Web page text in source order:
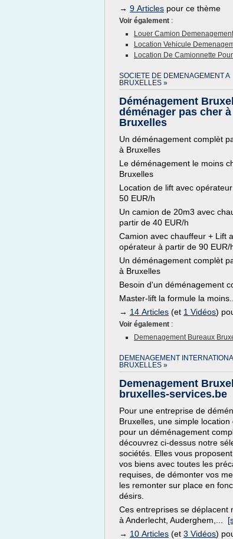
→ 9 Articles pour ce thème
Voir également :
Louer Camion
Location Vehicule
Location De Camionnette
SOCIETE DE DEMENAGEMENT A
BRUXELLES »
Déménagement
déménager pas cher à
Bruxelles
Un déménagement complèt
à Bruxelles
Le déménagement le moins
Bruxelles
Location de lift avec
50 EUR/h
Un camion de 20m3 avec
partir de 40 EUR/h
Camion avec chauffeur + Lift
opérateur à partir de 90 EUR/
Un déménagement complèt
à Bruxelles
Besoin d'un déménagement
Master-lift la formule la
→ 14 Articles (et 1 Vidéos)
Voir également :
Demenagement Bureaux
DEMENAGEMENT
BRUXELLES »
Demenagement
bruxelles-services.be
Pour une entreprise de
Bruxelles, une simple location
pour un déménagement
découvrez ci-dessus notre
sociétés. Elles vous
vos biens avec toutes les
requises, de démonter vos
les remonter sur place en
désirs.
Ces entreprises se déplacent
à Anderlecht, Auderghem,...
→ 10 Articles (et 3 Vidéos)